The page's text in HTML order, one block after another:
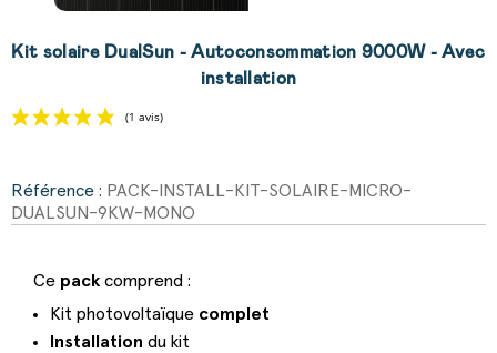
Kit solaire DualSun - Autoconsommation 9000W - Avec
installation
(1 avis)
Référence : PACK-INSTALL-KIT-SOLAIRE-MICRO-
DUALSUN-9KW-MONO
Ce pack comprend :
Kit photovoltaïque complet
Installation du kit